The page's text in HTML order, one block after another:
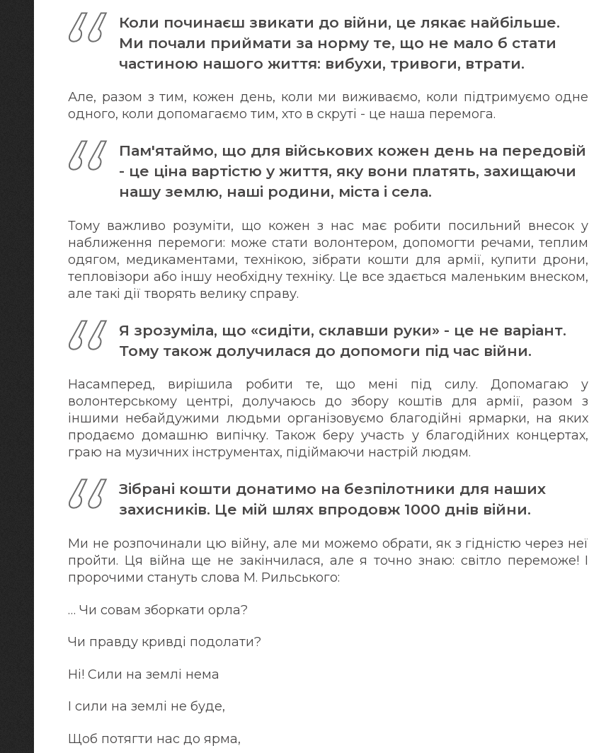
Коли починаєш звикати до війни, це лякає найбільше.
Ми почали приймати за норму те, що не мало б стати
частиною нашого життя: вибухи, тривоги, втрати.
Але, разом з тим, кожен день, коли ми виживаємо, коли підтримуємо одне
одного, коли допомагаємо тим, хто в скруті - це наша перемога.
Пам'ятаймо, що для військових кожен день на передовій
- це ціна вартістю у життя, яку вони платять, захищаючи
нашу землю, наші родини, міста і села.
Тому важливо розуміти, що кожен з нас має робити посильний внесок у
наближення перемоги: може стати волонтером, допомогти речами, теплим
одягом, медикаментами, технікою, зібрати кошти для армії, купити дрони,
тепловізори або іншу необхідну техніку. Це все здається маленьким внеском,
але такі дії творять велику справу.
Я зрозуміла, що «сидіти, склавши руки» - це не варіант.
Тому також долучилася до допомоги під час війни.
Насамперед, вирішила робити те, що мені під силу. Допомагаю у
волонтерському центрі, долучаюсь до збору коштів для армії, разом з
іншими небайдужими людьми організовуємо благодійні ярмарки, на яких
продаємо домашню випічку. Також беру участь у благодійних концертах,
граю на музичних інструментах, підіймаючи настрій людям.
Зібрані кошти донатимо на безпілотники для наших
захисників. Це мій шлях впродовж 1000 днів війни.
Ми не розпочинали цю війну, але ми можемо обрати, як з гідністю через неї
пройти. Ця війна ще не закінчилася, але я точно знаю: світло переможе! І
пророчими стануть слова М. Рильського:
… Чи совам зборкати орла?
Чи правду кривді подолати?
Ні! Сили на землі нема
І сили на землі не буде,
Щоб потягти нас до ярма,